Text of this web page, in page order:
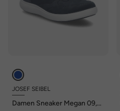
JOSEF SEIBEL
Damen Sneaker Megan 09,